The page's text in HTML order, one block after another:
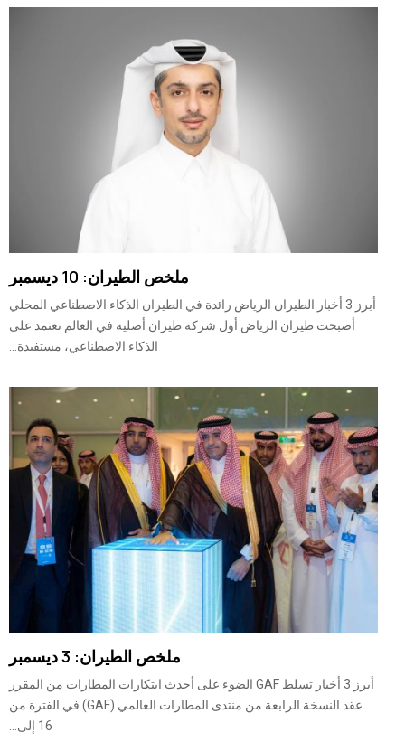
ملخص الطيران: 10 ديسمبر
أبرز 3 أخبار الطيران الرياض رائدة في الطيران الذكاء الاصطناعي المحلي
أصبحت طيران الرياض أول شركة طيران أصلية في العالم تعتمد على
الذكاء الاصطناعي، مستفيدة...
ملخص الطيران: 3 ديسمبر
أبرز 3 أخبار تسلط GAF الضوء على أحدث ابتكارات المطارات من المقرر
عقد النسخة الرابعة من منتدى المطارات العالمي (GAF) في الفترة من
16 إلى...